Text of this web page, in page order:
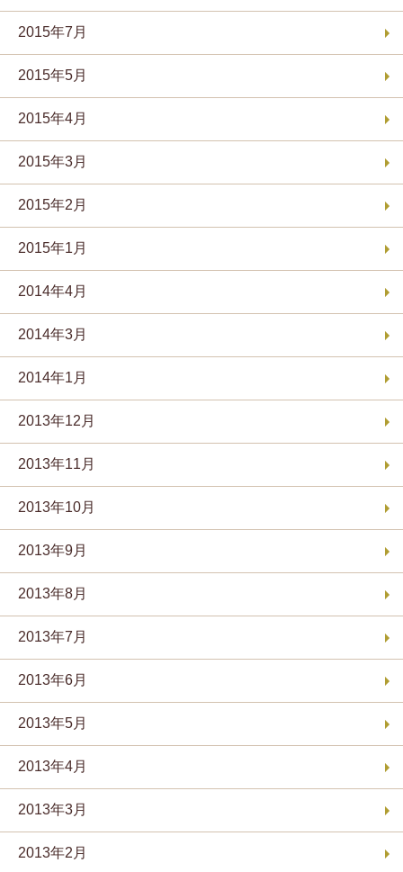
2015年7月
2015年5月
2015年4月
2015年3月
2015年2月
2015年1月
2014年4月
2014年3月
2014年1月
2013年12月
2013年11月
2013年10月
2013年9月
2013年8月
2013年7月
2013年6月
2013年5月
2013年4月
2013年3月
2013年2月